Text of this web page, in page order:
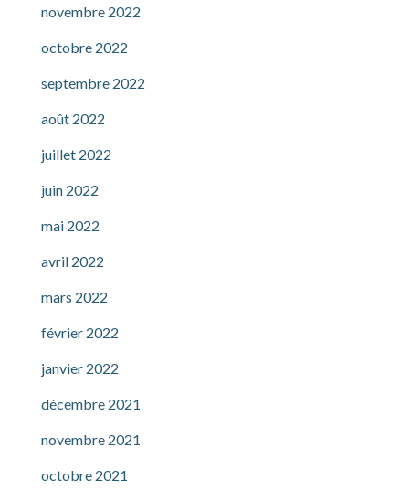
novembre 2022
octobre 2022
septembre 2022
août 2022
juillet 2022
juin 2022
mai 2022
avril 2022
mars 2022
février 2022
janvier 2022
décembre 2021
novembre 2021
octobre 2021